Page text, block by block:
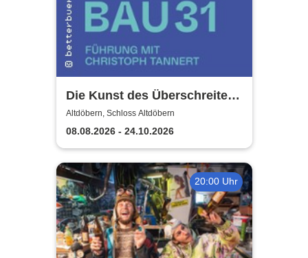
Die Kunst des Überschreitens
| Schloss Altdöbern
Altdöbern, Schloss Altdöbern
08.08.2026 - 24.10.2026
20:00 Uhr